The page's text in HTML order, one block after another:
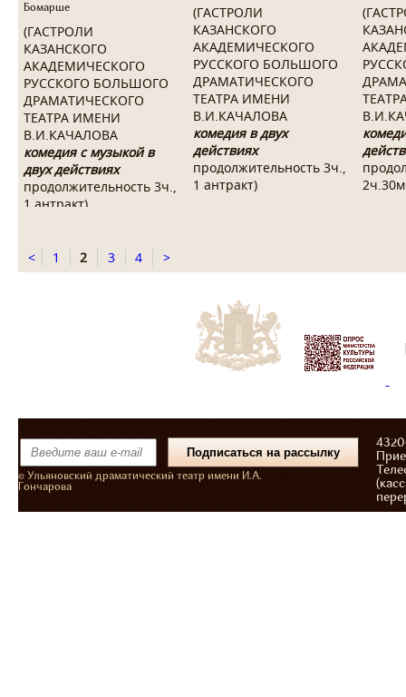
Бомарше
(ГАСТРОЛИ
КАЗАНСКОГО
АКАДЕМИЧЕСКОГО
РУССКОГО БОЛЬШОГО
ДРАМАТИЧЕСКОГО
ТЕАТРА ИМЕНИ
В.И.КАЧАЛОВА
комедия с музыкой в
двух действиях
продолжительность 3ч.,
1 антракт)
(ГАСТРОЛИ
КАЗАНСКОГО
АКАДЕМИЧЕСКОГО
РУССКОГО БОЛЬШОГО
ДРАМАТИЧЕСКОГО
ТЕАТРА ИМЕНИ
В.И.КАЧАЛОВА
комедия в двух
действиях
продолжительность 3ч.,
1 антракт)
< 1 2 3 4 >
© Ульяновский драматический театр имени И.А.
Гончарова